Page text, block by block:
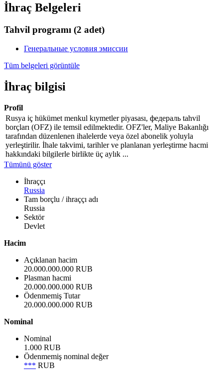
İhraç Belgeleri
Tahvil programı (2 adet)
Генеральные условия эмиссии
Tüm belgeleri görüntüle
İhraç bilgisi
Profil
Rusya iç hükümet menkul kıymetler piyasası, федераль tahvil
borçları (OFZ) ile temsil edilmektedir. OFZ'ler, Maliye Bakanlığı
tarafından düzenlenen ihalelerde veya özel abonelik yoluyla
yerleştirilir. İhale takvimi, tarihler ve planlanan yerleştirme hacmi
hakkındaki bilgilerle birlikte üç aylık ...
Tümünü göster
İhraççı
Russia
Tam borçlu / ihraççı adı
Russia
Sektör
Devlet
Hacim
Açıklanan hacim
20.000.000.000 RUB
Plasman hacmi
20.000.000.000 RUB
Ödenmemiş Tutar
20.000.000.000 RUB
Nominal
Nominal
1.000 RUB
Ödenmemiş nominal değer
*** RUB